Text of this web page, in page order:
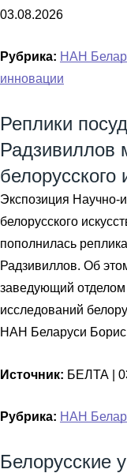
03.08.2026
Рубрика: НАН
инновации
Реплики
Радзивиллов
Экспозиция Научно-
белорусского
пополнилась
Радзивиллов. Об
заведующий отделом
исследований
НАН Беларуси Борис
Источник: БЕЛТА |
Рубрика: НАН
Белорусские